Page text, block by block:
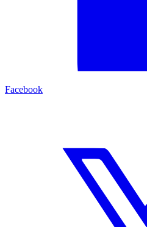
Facebook